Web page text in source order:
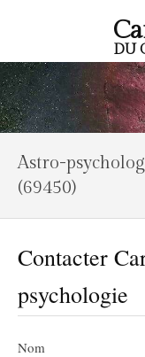
DU
Astro-
(69450)
Contacter
psychologie
Nom